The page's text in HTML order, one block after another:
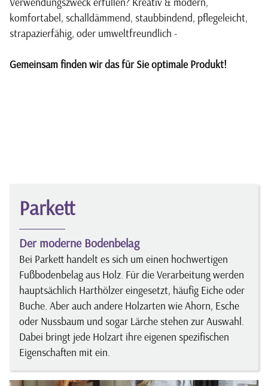
Verwendungszweck erfüllen? Kreativ & modern,
komfortabel, schalldämmend, staubbindend, pflegeleicht,
strapazierfähig, oder umweltfreundlich -
Gemeinsam finden wir das für Sie optimale Produkt!
Parkett
Der moderne Bodenbelag
Bei Parkett handelt es sich um einen hochwertigen
Fußbodenbelag aus Holz. Für die Verarbeitung werden
hauptsächlich Harthölzer eingesetzt, häufig Eiche oder
Buche. Aber auch andere Holzarten wie Ahorn, Esche
oder Nussbaum und sogar Lärche stehen zur Auswahl.
Dabei bringt jede Holzart ihre eigenen spezifischen
Eigenschaften mit ein.